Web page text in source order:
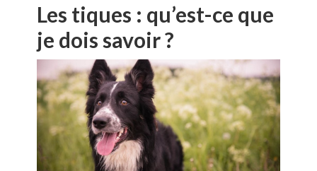
Les tiques : qu’est-ce que
je dois savoir ?